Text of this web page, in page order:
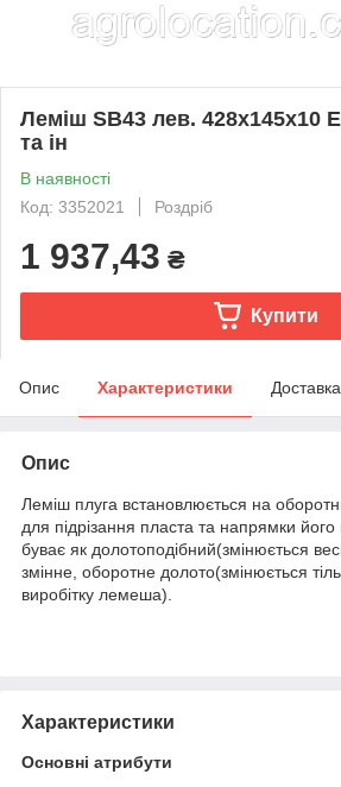
Леміш SB43 лев. 428x145x10
та ін
В наявності
Код: 3352021
Роздріб
1 937,43 ₴
Купити
Опис Характеристики Доставка
Опис
Леміш плуга встановлюється на
для підрізання пласта та напрямки
буває як долотоподібний(змінюється
змінне, оборотне долото(змінюється
виробітку лемеша).
Характеристики
Основні атрибути